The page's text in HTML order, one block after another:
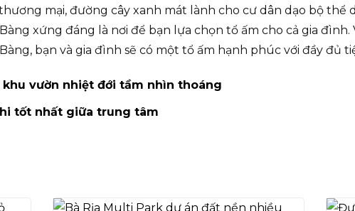
mại, đường cây xanh mát lành cho cư dân dạo bộ thể
xứng đáng là nơi để bạn lựa chọn tổ ấm cho cả gia
bạn và gia đình sẽ có một tổ ấm hạnh phúc với đầy đủ
vườn nhiệt đới tầm nhìn thoáng
tốt nhất giữa trung tâm